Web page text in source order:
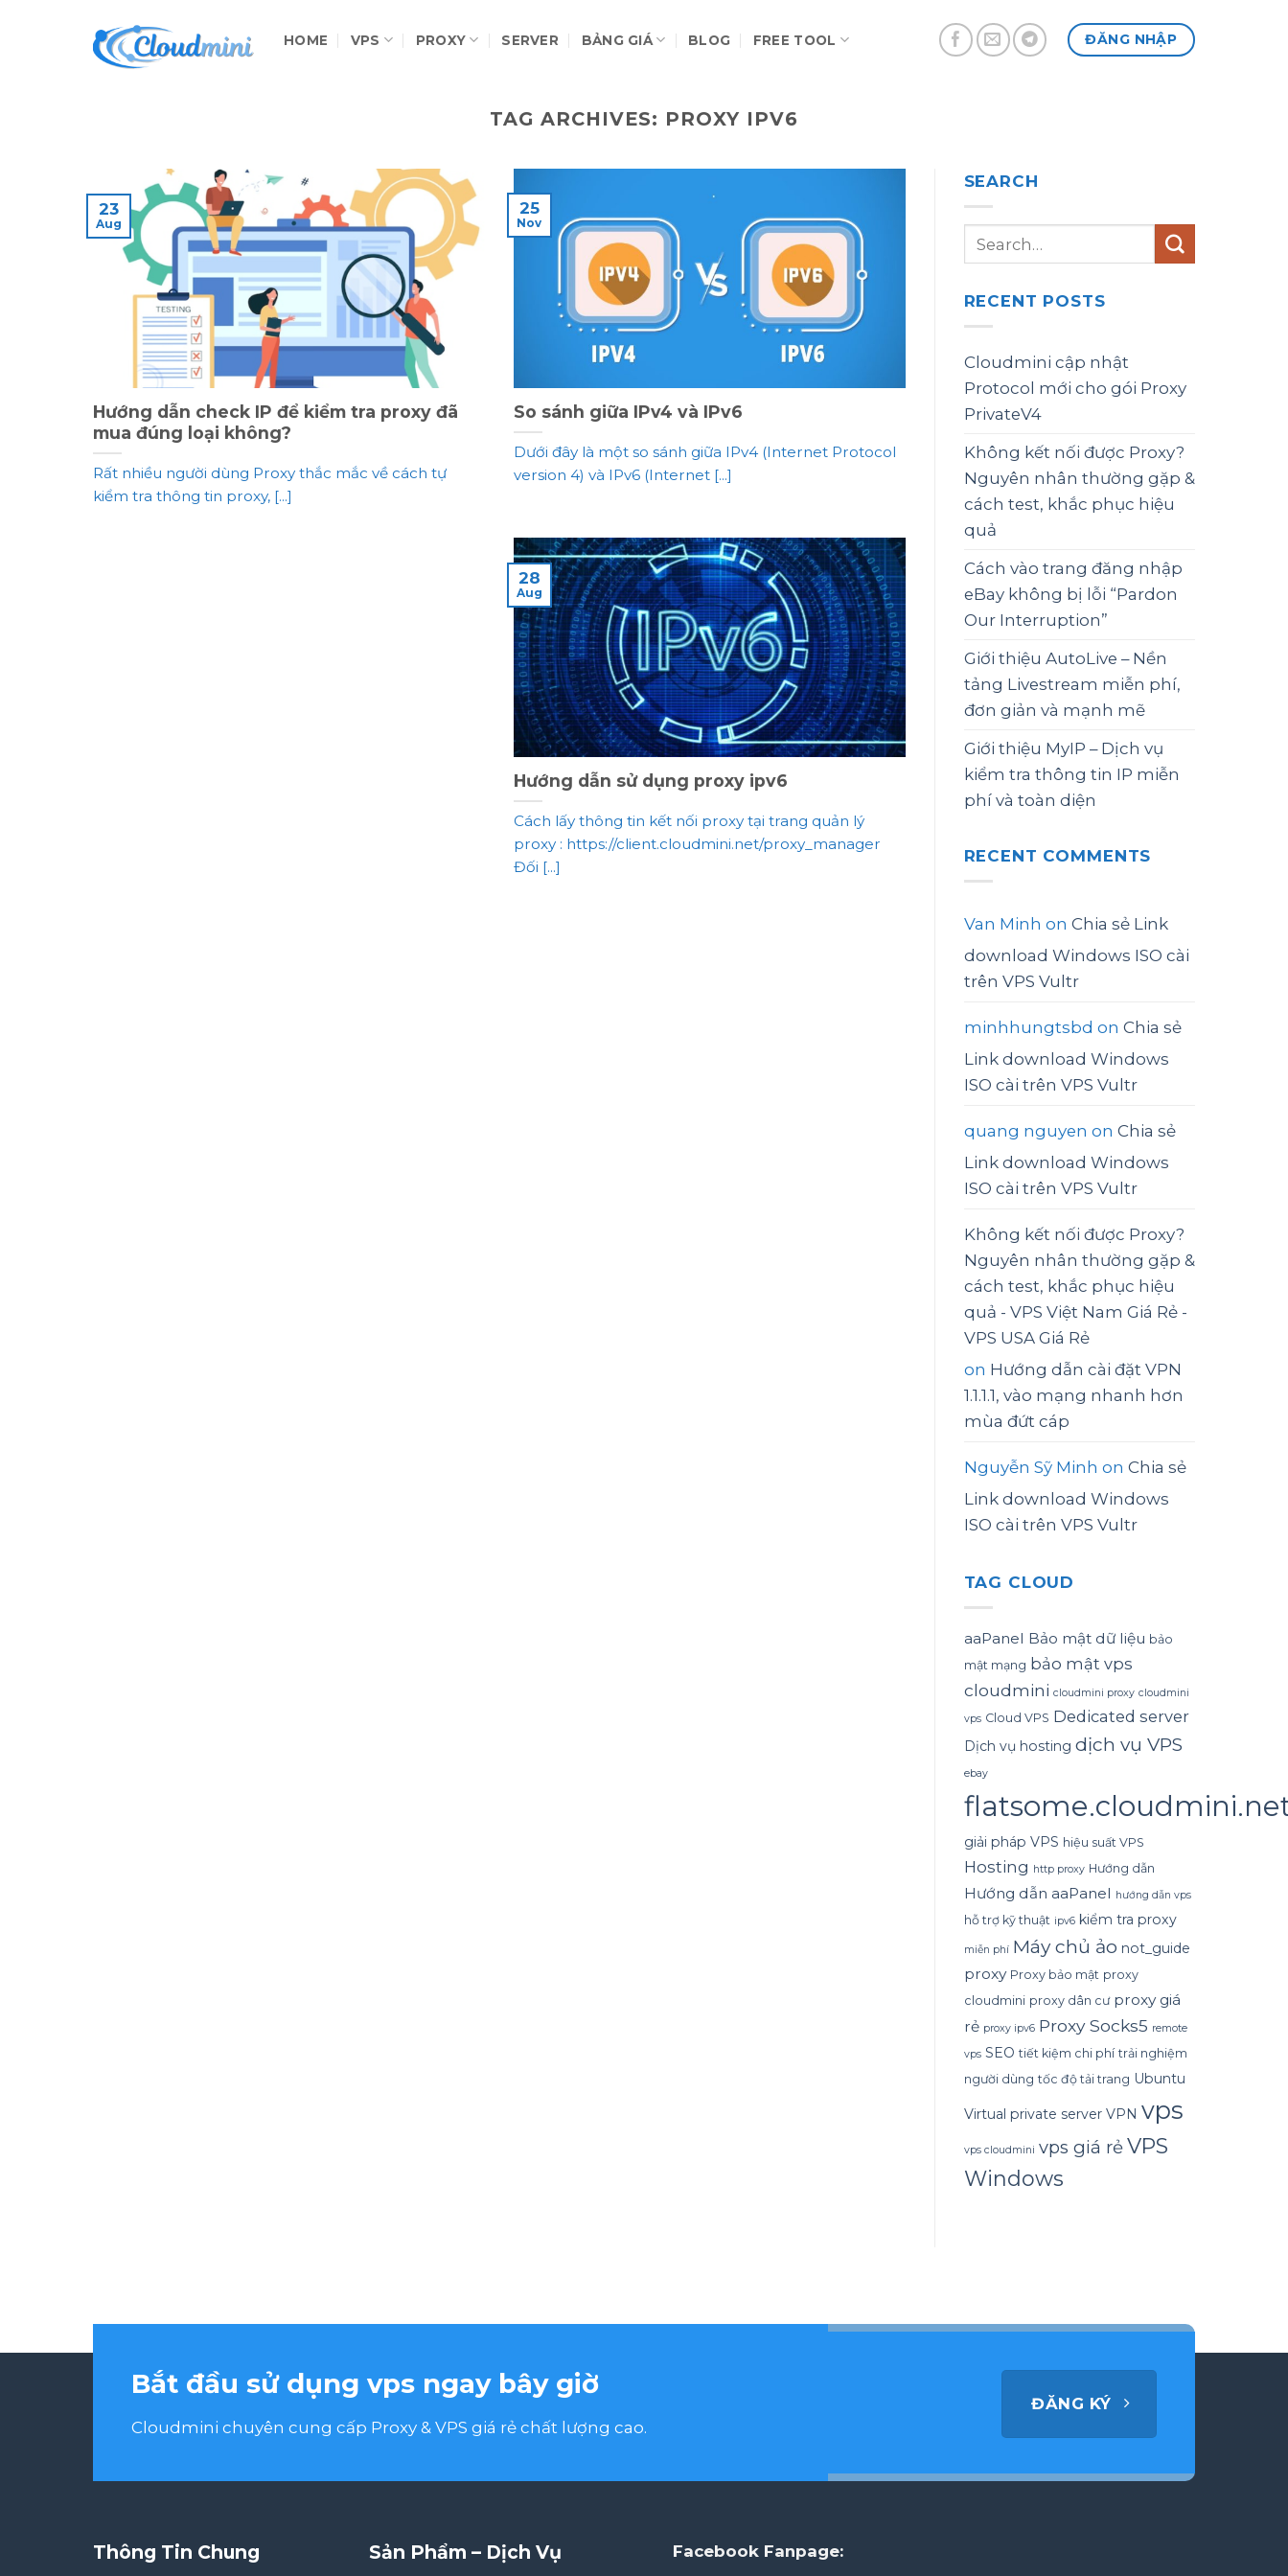
HOME VPS PROXY SERVER BẢNG GIÁ BLOG FREE TOOL ĐĂNG NHẬP
TAG ARCHIVES: PROXY IPV6
Hướng dẫn check IP để kiểm tra proxy đã
mua đúng loại không?
Rất nhiều người dùng Proxy thắc mắc về cách tự
kiểm tra thông tin proxy, [...]
23
Aug
So sánh giữa IPv4 và IPv6
Dưới đây là một so sánh giữa IPv4 (Internet Protocol
version 4) và IPv6 (Internet [...]
25
Nov
Hướng dẫn sử dụng proxy ipv6
Cách lấy thông tin kết nối proxy tại trang quản lý
proxy : https://client.cloudmini.net/proxy_manager
Đối [...]
28
Aug
SEARCH
RECENT POSTS
Cloudmini cập nhật
Protocol mới cho gói Proxy
PrivateV4
Không kết nối được Proxy?
Nguyên nhân thường gặp &
cách test, khắc phục hiệu
quả
Cách vào trang đăng nhập
eBay không bị lỗi “Pardon
Our Interruption”
Giới thiệu AutoLive – Nền
tảng Livestream miễn phí,
đơn giản và mạnh mẽ
Giới thiệu MyIP – Dịch vụ
kiểm tra thông tin IP miễn
phí và toàn diện
RECENT COMMENTS
Van Minh on Chia sẻ Link
download Windows ISO cài
trên VPS Vultr
minhhungtsbd on Chia sẻ
Link download Windows
ISO cài trên VPS Vultr
quang nguyen on Chia sẻ
Link download Windows
ISO cài trên VPS Vultr
Không kết nối được Proxy?
Nguyên nhân thường gặp &
cách test, khắc phục hiệu
quả - VPS Việt Nam Giá Rẻ -
VPS USA Giá Rẻ
on Hướng dẫn cài đặt VPN
1.1.1.1, vào mạng nhanh hơn
mùa đứt cáp
Nguyễn Sỹ Minh on Chia sẻ
Link download Windows
ISO cài trên VPS Vultr
TAG CLOUD
aaPanel Bảo mật dữ liệu bảo
mật mạng bảo mật vps
cloudmini cloudmini proxy cloudmini
vps Cloud VPS Dedicated server
Dịch vụ hosting dịch vụ VPS
ebay
giải pháp VPS hiệu suất VPS
Hosting http proxy Hướng dẫn
Hướng dẫn aaPanel hướng dẫn vps
hỗ trợ kỹ thuật ipv6 kiểm tra proxy
miễn phí Máy chủ ảo not_guide
proxy Proxy bảo mật proxy
cloudmini proxy dân cư proxy giá
rẻ proxy ipv6 Proxy Socks5 remote
vps SEO tiết kiệm chi phí trải nghiệm
người dùng tốc độ tải trang Ubuntu
Virtual private server VPN vps
vps cloudmini vps giá rẻVPS
Windows
Bắt đầu sử dụng vps ngay bây giờ
Cloudmini chuyên cung cấp Proxy & VPS giá rẻ chất lượng cao.
ĐĂNG KÝ
Thông Tin Chung Sản Phẩm – Dịch Vụ Facebook Fanpage: